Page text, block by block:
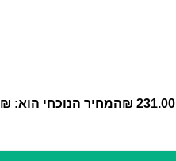
₪ 231.00 המחיר הנוכחי הוא: ₪ 231.00.